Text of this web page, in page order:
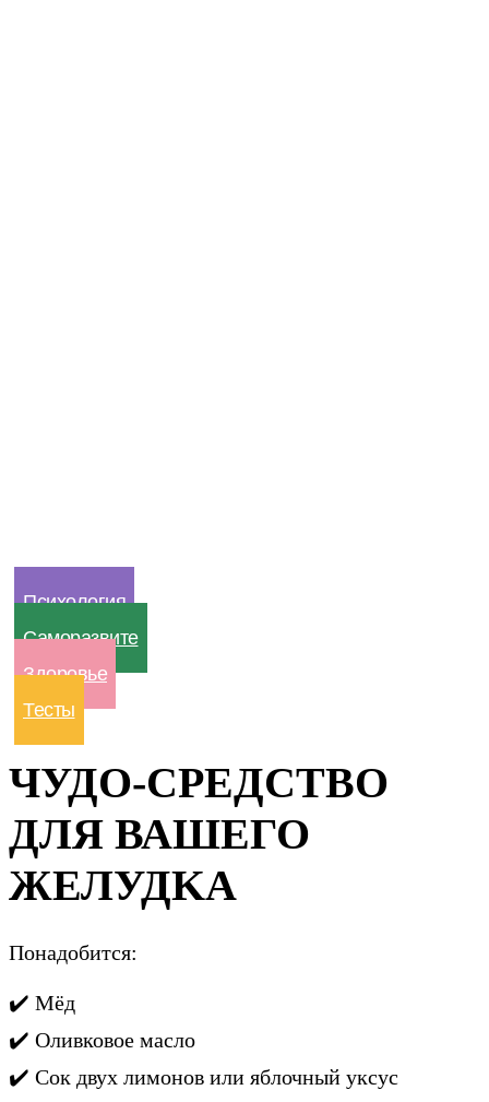
Психология
Саморазвите
Здоровье
Тесты
ЧУДО-СРЕДСТΒО
ДЛЯ ВАШЕГО
ЖЕЛУДΚА
Понадобится:
✔️ Мёд
✔️ Оливковое масло
✔️ Сок двух лимонов или яблочный уксус